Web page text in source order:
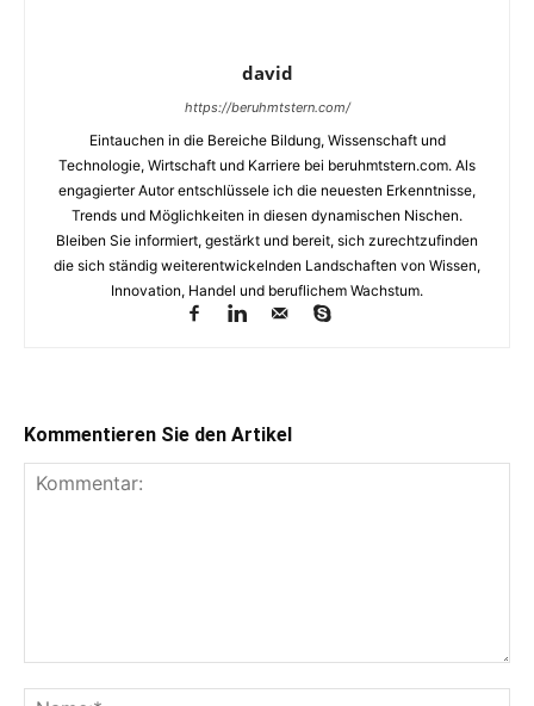
david
https://beruhmtstern.com/
Eintauchen in die Bereiche Bildung, Wissenschaft und
Technologie, Wirtschaft und Karriere bei beruhmtstern.com. Als
engagierter Autor entschlüssele ich die neuesten Erkenntnisse,
Trends und Möglichkeiten in diesen dynamischen Nischen.
Bleiben Sie informiert, gestärkt und bereit, sich zurechtzufinden
die sich ständig weiterentwickelnden Landschaften von Wissen,
Innovation, Handel und beruflichem Wachstum.
Kommentieren Sie den Artikel